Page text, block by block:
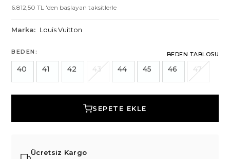
6.812,50 TL 'den başlayan taksitlerle
Marka: Louis Vuitton
BEDEN: BEDEN TABLOSU
40 41 42 43 44 45 46 47
SEPETE EKLE
Ücretsiz Kargo